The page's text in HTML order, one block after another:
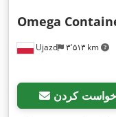
Ujazd ۳٬۵۱۳ km
Omega
کردن